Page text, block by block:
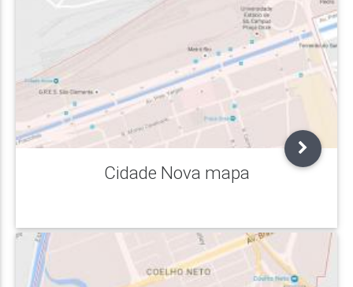
Cidade Nova mapa